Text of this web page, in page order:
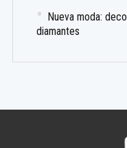
Nueva moda:
diamantes